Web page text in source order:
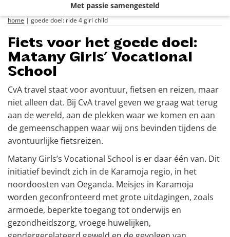
Met passie samengesteld
home | goede doel: ride 4 girl child
Fiets voor het goede doel:
Matany Girls’ Vocational
School
CvA travel staat voor avontuur, fietsen en reizen, maar
niet alleen dat. Bij CvA travel geven we graag wat terug
aan de wereld, aan de plekken waar we komen en aan
de gemeenschappen waar wij ons bevinden tijdens de
avontuurlijke fietsreizen.
Matany Girls’s Vocational School is er daar één van. Dit
initiatief bevindt zich in de Karamoja regio, in het
noordoosten van Oeganda. Meisjes in Karamoja
worden geconfronteerd met grote uitdagingen, zoals
armoede, beperkte toegang tot onderwijs en
gezondheidszorg, vroege huwelijken,